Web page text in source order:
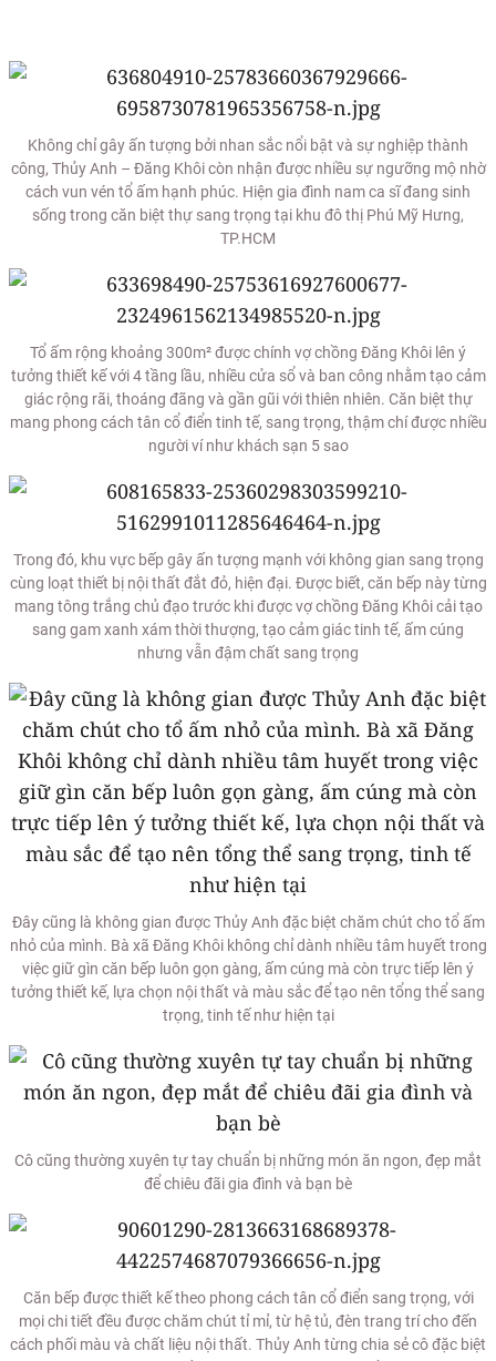
Không chỉ gây ấn tượng bởi nhan sắc nổi bật và sự nghiệp thành
công, Thủy Anh – Đăng Khôi còn nhận được nhiều sự ngưỡng mộ nhờ
cách vun vén tổ ấm hạnh phúc. Hiện gia đình nam ca sĩ đang sinh
sống trong căn biệt thự sang trọng tại khu đô thị Phú Mỹ Hưng,
TP.HCM
Tổ ấm rộng khoảng 300m² được chính vợ chồng Đăng Khôi lên ý
tưởng thiết kế với 4 tầng lầu, nhiều cửa sổ và ban công nhằm tạo cảm
giác rộng rãi, thoáng đãng và gần gũi với thiên nhiên. Căn biệt thự
mang phong cách tân cổ điển tinh tế, sang trọng, thậm chí được nhiều
người ví như khách sạn 5 sao
Trong đó, khu vực bếp gây ấn tượng mạnh với không gian sang trọng
cùng loạt thiết bị nội thất đắt đỏ, hiện đại. Được biết, căn bếp này từng
mang tông trắng chủ đạo trước khi được vợ chồng Đăng Khôi cải tạo
sang gam xanh xám thời thượng, tạo cảm giác tinh tế, ấm cúng
nhưng vẫn đậm chất sang trọng
Đây cũng là không gian được Thủy Anh đặc biệt chăm chút cho tổ ấm
nhỏ của mình. Bà xã Đăng Khôi không chỉ dành nhiều tâm huyết trong
việc giữ gìn căn bếp luôn gọn gàng, ấm cúng mà còn trực tiếp lên ý
tưởng thiết kế, lựa chọn nội thất và màu sắc để tạo nên tổng thể sang
trọng, tinh tế như hiện tại
Cô cũng thường xuyên tự tay chuẩn bị những món ăn ngon, đẹp mắt
để chiêu đãi gia đình và bạn bè
Căn bếp được thiết kế theo phong cách tân cổ điển sang trọng, với
mọi chi tiết đều được chăm chút tỉ mỉ, từ hệ tủ, đèn trang trí cho đến
cách phối màu và chất liệu nội thất. Thủy Anh từng chia sẻ cô đặc biệt